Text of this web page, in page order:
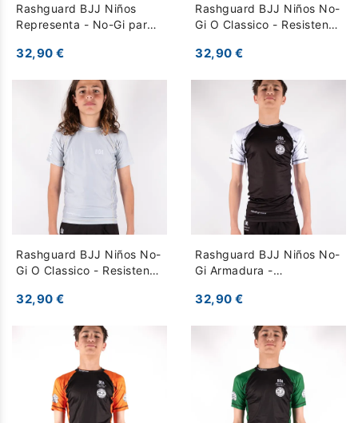
Rashguard BJJ Niños
Representa - No-Gi para
Grappling - Gris
32,90 €
Rashguard BJJ Niños No-
Gi O Classico - Resistente
Negro
32,90 €
Rashguard BJJ Niños No-
Gi O Classico - Resistente
32,90 €
Rashguard BJJ Niños No-
Gi Armadura -
32,90 €